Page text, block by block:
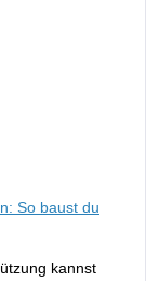
So baust du
kannst